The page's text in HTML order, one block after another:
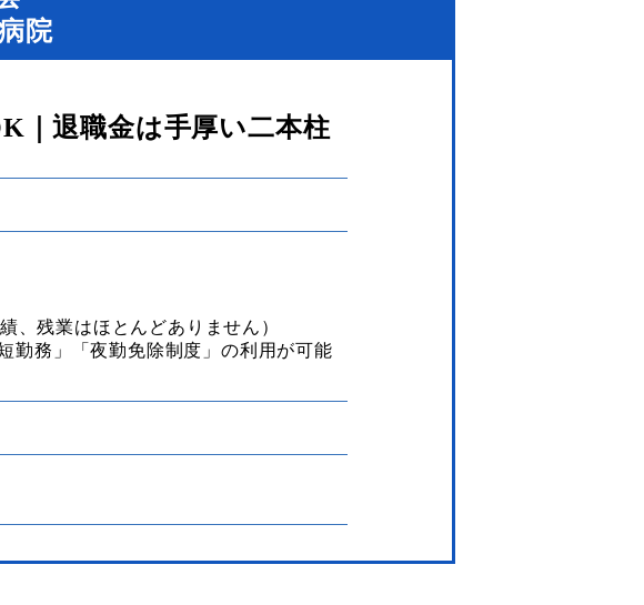
院
｜退職金は手厚い二本柱
、残業はほとんどありません）
勤務」「夜勤免除制度」の利用が可能